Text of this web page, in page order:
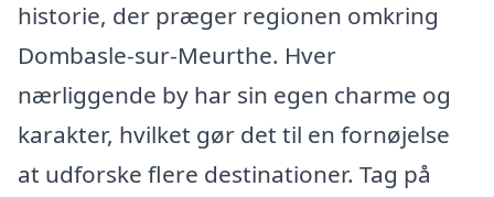
historie, der præger regionen omkring
Dombasle-sur-Meurthe. Hver
nærliggende by har sin egen charme og
karakter, hvilket gør det til en fornøjelse
at udforske flere destinationer. Tag på